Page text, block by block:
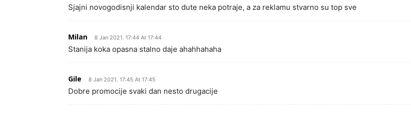
Sjajni novogodisnji kalendar sto dute neka potraje, a za reklamu stvarno su top sve
Milan 8 Jan 2021. 17:44 At 17:44
Stanija koka opasna stalno daje ahahhahaha
Gile 8 Jan 2021. 17:45 At 17:45
Dobre promocije svaki dan nesto drugacije